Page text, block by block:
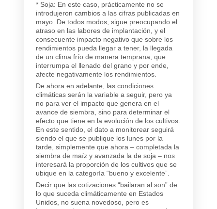
* Soja: En este caso, prácticamente no se
introdujeron cambios a las cifras publicadas en
mayo. De todos modos, sigue preocupando el
atraso en las labores de implantación, y el
consecuente impacto negativo que sobre los
rendimientos pueda llegar a tener, la llegada
de un clima frío de manera temprana, que
interrumpa el llenado del grano y por ende,
afecte negativamente los rendimientos.
De ahora en adelante, las condiciones
climáticas serán la variable a seguir, pero ya
no para ver el impacto que genera en el
avance de siembra, sino para determinar el
efecto que tiene en la evolución de los cultivos.
En este sentido, el dato a monitorear seguirá
siendo el que se publique los lunes por la
tarde, simplemente que ahora – completada la
siembra de maíz y avanzada la de soja – nos
interesará la proporción de los cultivos que se
ubique en la categoría “bueno y excelente”.
Decir que las cotizaciones “bailaran al son” de
lo que suceda climáticamente en Estados
Unidos, no suena novedoso, pero es